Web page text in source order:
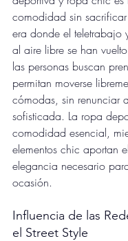
comodidad sin
era donde el teletrabajo
al aire libre se han
las personas buscan
permitan moverse
cómodas, sin renunciar
sofisticada. La ropa
comodidad esencial,
elementos chic aportan
elegancia necesario
ocasión.
Influencia de las
el Street Style